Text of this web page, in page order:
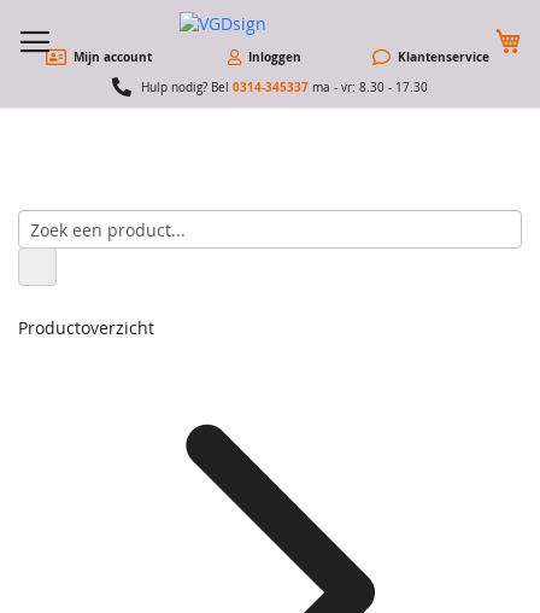
Mijn account Inloggen Klantenservice
Hulp nodig? Bel 0314-345337 ma - vr: 8.30 - 17.30
Productoverzicht